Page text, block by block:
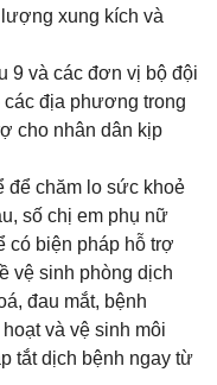
xung kích và
9 và các đơn vị bộ đội
địa phương trong
cho nhân dân kịp
để chăm lo sức khoẻ
số chị em phụ nữ
có biện pháp hỗ trợ
vệ sinh phòng dịch
đau mắt, bệnh
và vệ sinh môi
tắt dịch bệnh ngay từ